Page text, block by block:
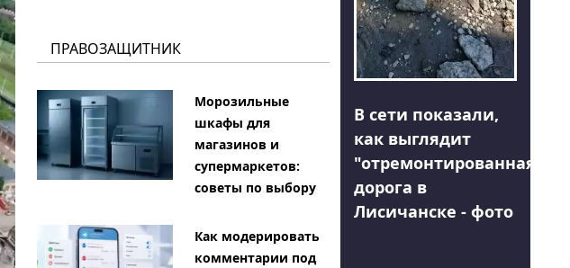
ПРАВОЗАЩИТНИК
Морозильные
шкафы для
магазинов и
супермаркетов:
советы по выбору
Как модерировать
комментарии под
В сети показали,
как выглядит
"отремонтированная"
дорога в
Лисичанске - фото